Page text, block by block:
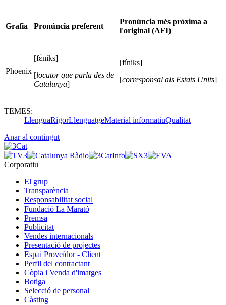
Grafia Pronúncia preferent
Pronúncia més pròxima a
l'original (AFI)
Phoenix
[fɛ́niks]
[locutor que parla des de
Catalunya]
[fíniks]
[corresponsal als Estats Units]
TEMES:
LlenguaRigorLlenguatgeMaterial informatiuQualitat
Anar al contingut
Corporatiu
El grup
Transparència
Responsabilitat social
Fundació La Marató
Premsa
Publicitat
Vendes internacionals
Presentació de projectes
Espai Proveïdor - Client
Perfil del contractant
Còpia i Venda d'imatges
Botiga
Selecció de personal
Càsting